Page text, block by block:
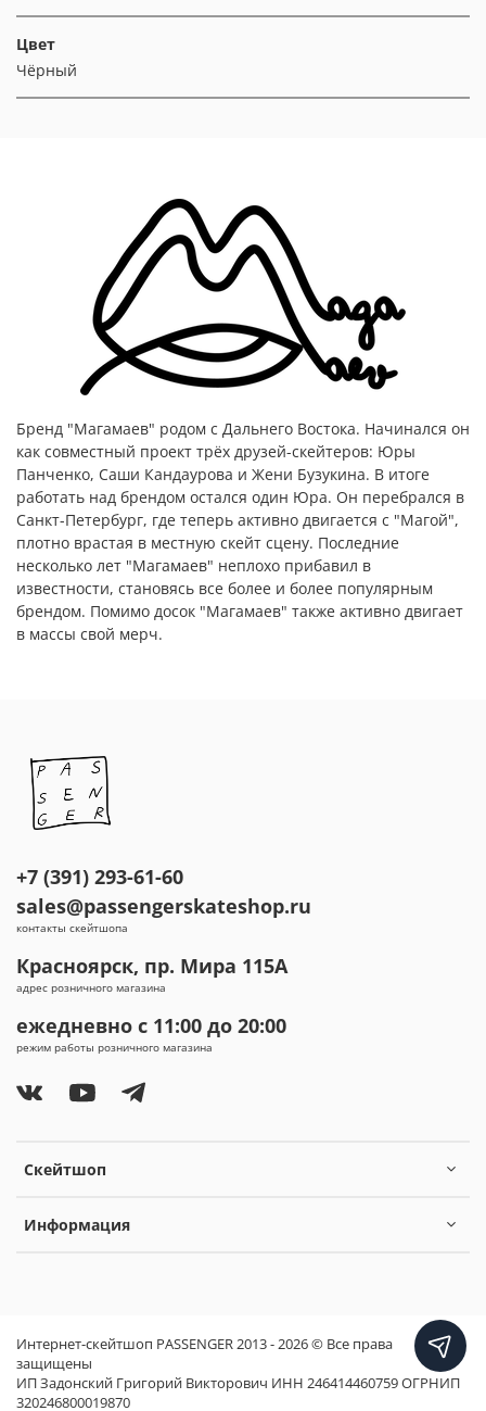
Цвет
Чёрный
Бренд "Магамаев" родом с Дальнего Востока. Начинался он
как совместный проект трёх друзей-скейтеров: Юры
Панченко, Саши Кандаурова и Жени Бузукина. В итоге
работать над брендом остался один Юра. Он перебрался в
Санкт-Петербург, где теперь активно двигается с "Магой",
плотно врастая в местную скейт сцену. Последние
несколько лет "Магамаев" неплохо прибавил в
известности, становясь все более и более популярным
брендом. Помимо досок "Магамаев" также активно двигает
в массы свой мерч.
Скейтшоп
Информация
+7 (391) 293-61-60
sales@passengerskateshop.ru
контакты скейтшопа
Красноярск, пр. Мира 115А
адрес розничного магазина
ежедневно с 11:00 до 20:00
режим работы розничного магазина
Интернет-скейтшоп PASSENGER 2013 - 2026 © Все права
защищены
ИП Задонский Григорий Викторович ИНН 246414460759 ОГРНИП
320246800019870